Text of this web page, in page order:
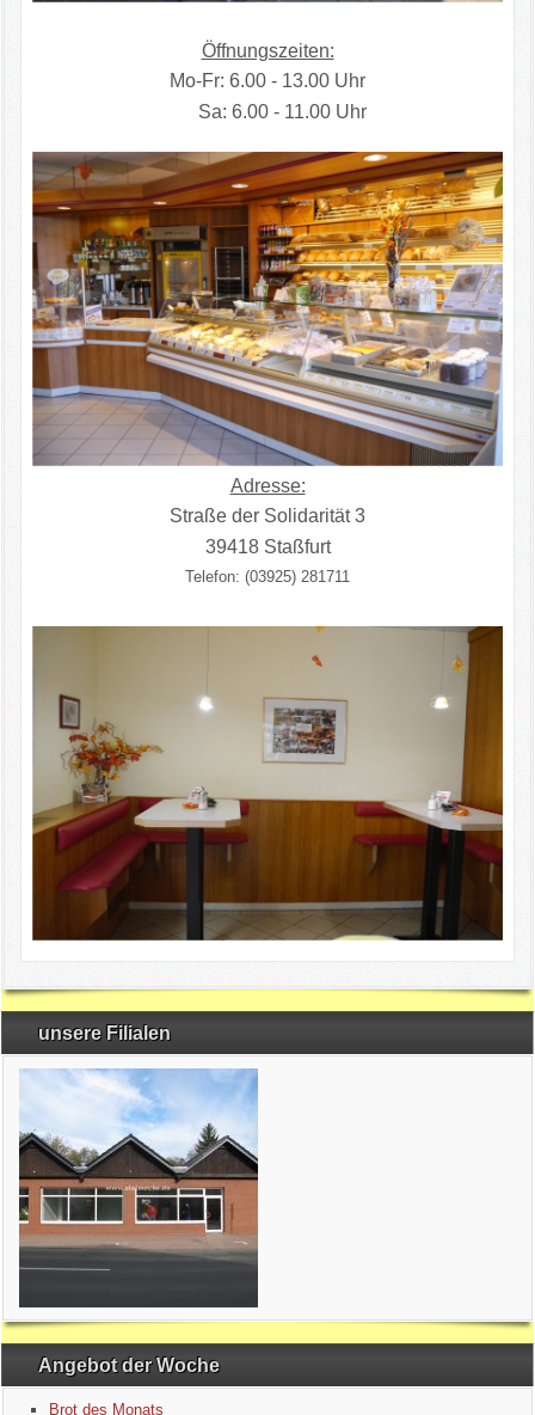
Öffnungszeiten:
Mo-Fr: 6.00 - 13.00 Uhr
Sa: 6.00 - 11.00 Uhr
Adresse:
Straße der Solidarität 3
39418 Staßfurt
Telefon: (03925) 281711
unsere Filialen
Angebot der Woche
Brot des Monats